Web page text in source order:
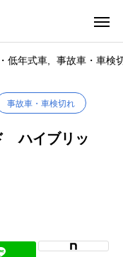
低年式車 事故車・車検
事故車・車検切れ
ハイブリッ